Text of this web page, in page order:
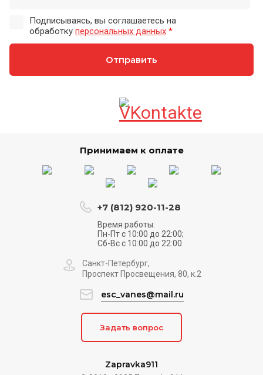
Подписываясь, вы соглашаетесь на
обработку персональных данных *
Отправить
Принимаем к оплате
Zapravka911
+7 (812) 920-11-28
Время работы:
Пн-Пт с 10:00 до 22:00;
Сб-Вс с 10:00 до 22:00
Санкт-Петербург,
Проспект Просвещения, 80, к.2
esc_vanes@mail.ru
Задать вопрос